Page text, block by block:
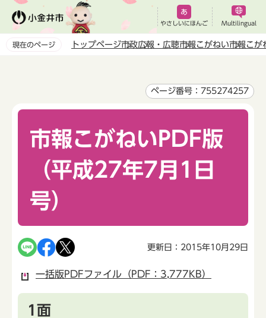
ペ
やさしいにほんご Multilingual
現在のページ トップページ市政広報・広聴市報こがねい市報こが
ページ番号：755274257
市報こがねいPDF版
（平成27年7月1日
号）
更新日：2015年10月29日
一括版PDFファイル（PDF：3,777KB）
1面